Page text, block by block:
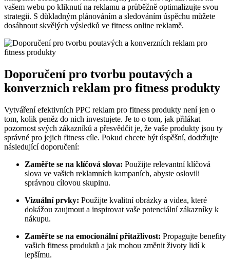
vašem webu po kliknutí na reklamu a průběžně optimalizujte svou
strategii. S důkladným plánováním a sledováním úspěchu můžete
dosáhnout skvělých výsledků ve fitness online reklamě.
Doporučení pro tvorbu poutavých a
konverzních reklam pro fitness produkty
Vytváření efektivních PPC reklam pro fitness produkty není jen o
tom, kolik peněz do nich investujete. Je to o tom, jak přilákat
pozornost svých zákazníků a přesvědčit je, že vaše produkty jsou ty
správné pro jejich fitness cíle. Pokud chcete být úspěšní, dodržujte
následující doporučení:
Zaměřte se na klíčová slova: Použijte relevantní klíčová
slova ve vašich reklamních kampaních, abyste oslovili
správnou cílovou skupinu.
Vizuální prvky: Použijte kvalitní obrázky a videa, které
dokážou zaujmout a inspirovat vaše potenciální zákazníky k
nákupu.
Zaměřte se na emocionální přitažlivost: Propagujte benefity
vašich fitness produktů a jak mohou změnit životy lidí k
lepšímu.